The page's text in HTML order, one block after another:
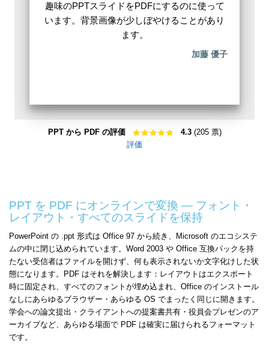
趣味のPPTスライドをPDFにするのに使って
います。背景画像が少しぼやけることがあり
ます。
加藤 優子
PPT から PDF の評価 4.3(205 票)
評価
PPT を PDF にオンラインで変換 — フォント・
レイアウト・すべてのスライドを保持
PowerPoint の .ppt 形式は Office 97 から続き、Microsoft のエコシステ
ムの中に閉じ込められています。Word 2003 や Office 互換パックを持
たない受信者はファイルを開けず、何も表示されないか文字化けした状
態になります。PDF はそれを解決します：レイアウトはエクスポート
時に固定され、すべてのフォントが埋め込まれ、Office のインストール
なしにあらゆるブラウザー・あらゆる OS でまったく同じに開きます。
学会への論文提出・クライアントへの提案書共有・役員会プレゼンのア
ーカイブなど、あらゆる場面で PDF は確実に届けられるフォーマット
です。